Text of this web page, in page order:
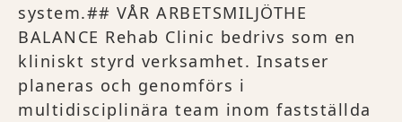
system.## VÅR ARBETSMILJÖTHE
BALANCE Rehab Clinic bedrivs som en
kliniskt styrd verksamhet. Insatser
planeras och genomförs i
multidisciplinära team inom fastställda